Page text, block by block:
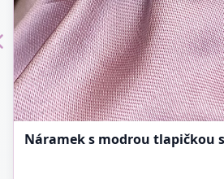
Náramek s modrou tlapičkou